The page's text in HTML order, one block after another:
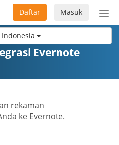
Indonesia
Masuk
Daftar
Evernote
rekaman
ke Evernote.